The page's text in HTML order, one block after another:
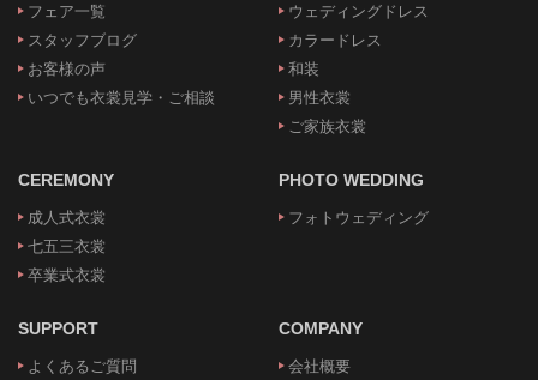
フェア一覧
スタッフブログ
お客様の声
いつでも衣裳見学・ご相談
ウェディングドレス
カラードレス
和装
男性衣裳
ご家族衣裳
CEREMONY
成人式衣裳
七五三衣裳
卒業式衣裳
PHOTO WEDDING
フォトウェディング
SUPPORT
よくあるご質問
COMPANY
会社概要